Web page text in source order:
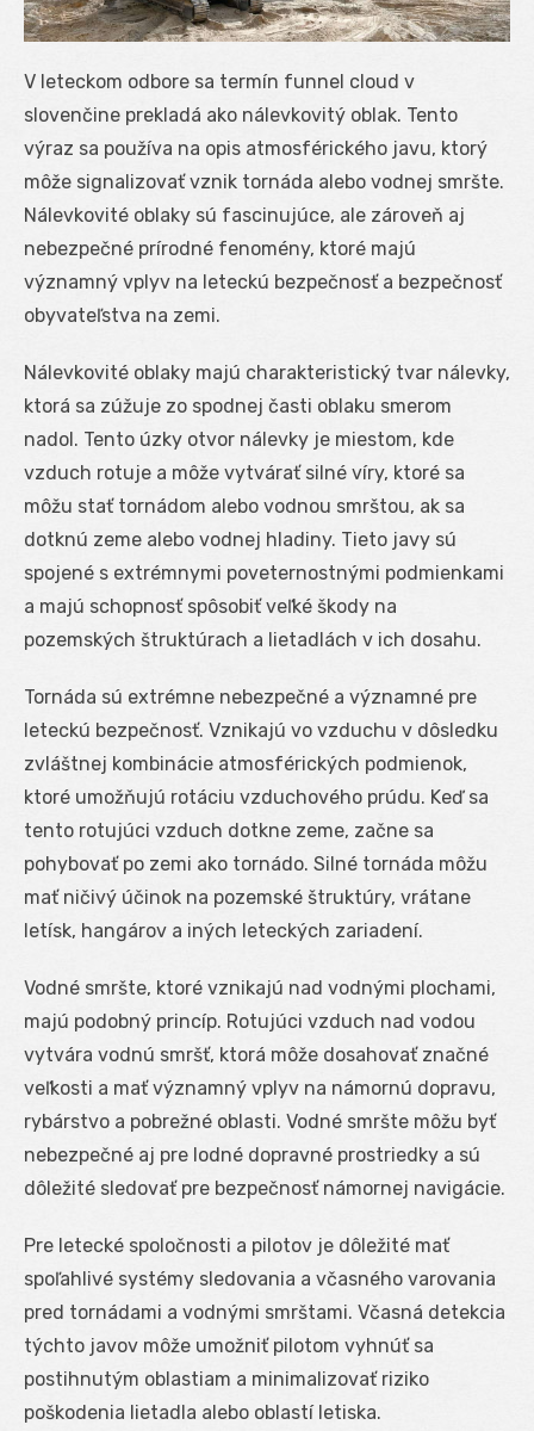
V leteckom odbore sa termín funnel cloud v
slovenčine prekladá ako nálevkovitý oblak. Tento
výraz sa používa na opis atmosférického javu, ktorý
môže signalizovať vznik tornáda alebo vodnej smršte.
Nálevkovité oblaky sú fascinujúce, ale zároveň aj
nebezpečné prírodné fenomény, ktoré majú
významný vplyv na leteckú bezpečnosť a bezpečnosť
obyvateľstva na zemi.
Nálevkovité oblaky majú charakteristický tvar nálevky,
ktorá sa zúžuje zo spodnej časti oblaku smerom
nadol. Tento úzky otvor nálevky je miestom, kde
vzduch rotuje a môže vytvárať silné víry, ktoré sa
môžu stať tornádom alebo vodnou smrštou, ak sa
dotknú zeme alebo vodnej hladiny. Tieto javy sú
spojené s extrémnymi poveternostnými podmienkami
a majú schopnosť spôsobiť veľké škody na
pozemských štruktúrach a lietadlách v ich dosahu.
Tornáda sú extrémne nebezpečné a významné pre
leteckú bezpečnosť. Vznikajú vo vzduchu v dôsledku
zvláštnej kombinácie atmosférických podmienok,
ktoré umožňujú rotáciu vzduchového prúdu. Keď sa
tento rotujúci vzduch dotkne zeme, začne sa
pohybovať po zemi ako tornádo. Silné tornáda môžu
mať ničivý účinok na pozemské štruktúry, vrátane
letísk, hangárov a iných leteckých zariadení.
Vodné smršte, ktoré vznikajú nad vodnými plochami,
majú podobný princíp. Rotujúci vzduch nad vodou
vytvára vodnú smršť, ktorá môže dosahovať značné
veľkosti a mať významný vplyv na námornú dopravu,
rybárstvo a pobrežné oblasti. Vodné smršte môžu byť
nebezpečné aj pre lodné dopravné prostriedky a sú
dôležité sledovať pre bezpečnosť námornej navigácie.
Pre letecké spoločnosti a pilotov je dôležité mať
spoľahlivé systémy sledovania a včasného varovania
pred tornádami a vodnými smrštami. Včasná detekcia
týchto javov môže umožniť pilotom vyhnúť sa
postihnutým oblastiam a minimalizovať riziko
poškodenia lietadla alebo oblastí letiska.